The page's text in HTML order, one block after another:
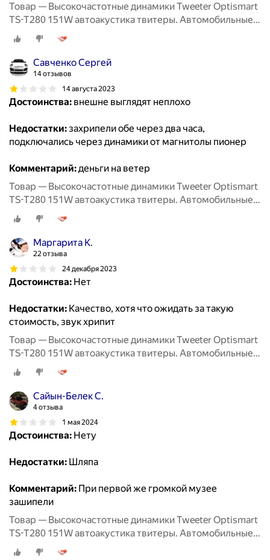
Товар — Высокочастотные динамики Tweeter Optismart
TS-T280 151W автоакустика твитеры. Автомобильные
Вч динамики колонки пищалки для авто твиттеры.
Савченко Сергей
14 отзывов
14 августа 2023
Достоинства: внешне выглядят неплохо
Недостатки:захрипели обе через два часа,
подключались через динамики от магнитолы пионер
Комментарий:деньги на ветер
Товар — Высокочастотные динамики Tweeter Optismart
TS-T280 151W автоакустика твитеры. Автомобильные
Вч динамики колонки пищалки для авто твиттеры.
Маргарита К.
22 отзыва
24 декабря 2023
Достоинства: Нет
Недостатки: Качество, хотя что ожидать за такую
стоимость, звук хрипит
Товар — Высокочастотные динамики Tweeter Optismart
TS-T280 151W автоакустика твитеры. Автомобильные
Вч динамики колонки пищалки для авто твиттеры.
Сайын-Белек С.
4 отзыва
1 мая 2024
Достоинства: Нету
Недостатки: Шляпа
Комментарий: При первой же громкой музее
зашипели
Товар — Высокочастотные динамики Tweeter Optismart
TS-T280 151W автоакустика твитеры. Автомобильные
Вч динамики колонки пищалки для авто твиттеры.